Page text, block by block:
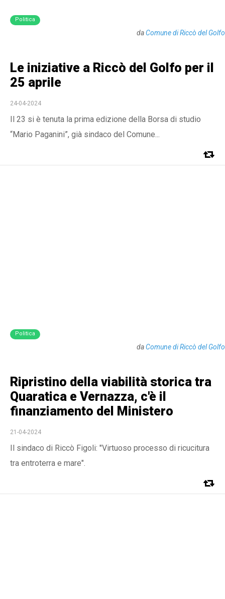
Politica
daComune di Riccò del Golfo
Le iniziative a Riccò del Golfo per il
25 aprile
24-04-2024
Il 23 si è tenuta la prima edizione della Borsa di studio
“Mario Paganini”, già sindaco del Comune...
Politica
daComune di Riccò del Golfo
Ripristino della viabilità storica tra
Quaratica e Vernazza, c'è il
finanziamento del Ministero
21-04-2024
Il sindaco di Riccò Figoli: "Virtuoso processo di ricucitura
tra entroterra e mare".